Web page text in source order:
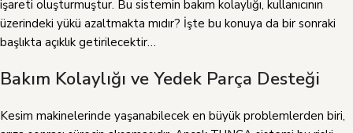
işareti oluşturmuştur. Bu sistemin bakım kolaylığı, kullanıcının
üzerindeki yükü azaltmakta mıdır? İşte bu konuya da bir sonraki
başlıkta açıklık getirilecektir…
Bakım Kolaylığı ve Yedek Parça Desteği
Kesim makinelerinde yaşanabilecek en büyük problemlerden biri,